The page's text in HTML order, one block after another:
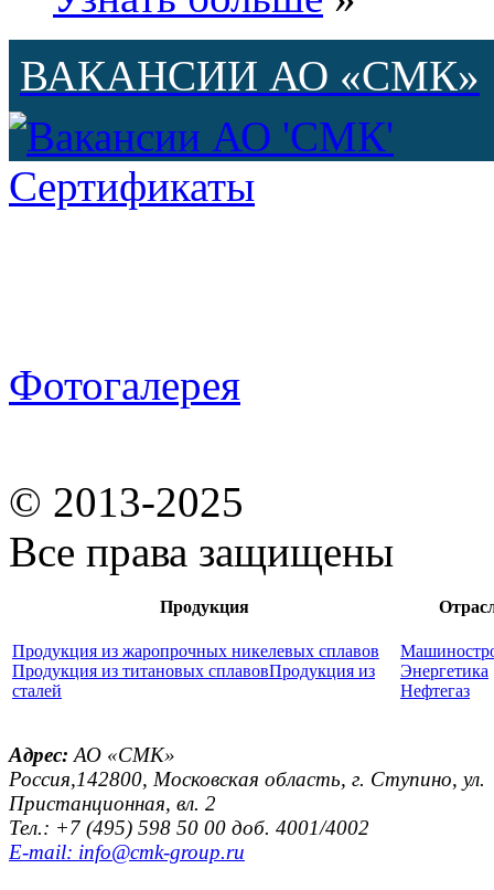
ВАКАНСИИ АО «СМК»
Сертификаты
Фотогалерея
© 2013-2025
Все права защищены
Продукция
Продукция из жаропрочных никелевых сплавов
Продукция из титановых сплавовПродукция из
сталей
Энергетика
Нефтегаз
Адрес: АО «СМК»
Россия,142800, Московская область, г. Ступино, ул.
Пристанционная, вл. 2
Тел.: +7 (495) 598 50 00 доб. 4001/4002
E-mail: info@cmk-group.ru